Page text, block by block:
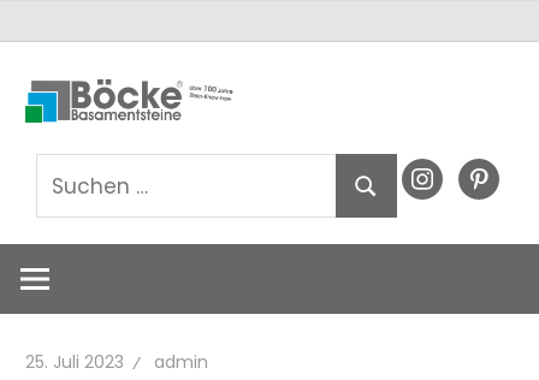
Inhalt
springen
Böcke
GmbH
Basamentsteine
Böcke
GmbH
Suchen
instagram
25. Juli 2023 admin